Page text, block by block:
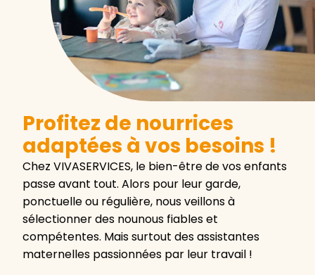
Profitez de nourrices
adaptées à vos besoins !
Chez VIVASERVICES, le bien-être de vos enfants
passe avant tout. Alors pour leur garde,
ponctuelle ou régulière, nous veillons à
sélectionner des nounous fiables et
compétentes. Mais surtout des assistantes
maternelles passionnées par leur travail !